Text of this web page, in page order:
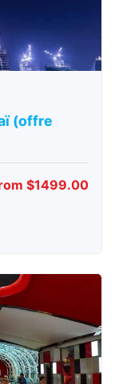
(offre
$1499.00